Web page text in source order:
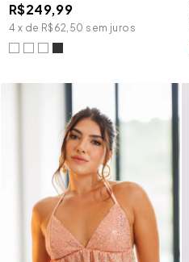
R$249,99
4 x de R$62,50 sem juros